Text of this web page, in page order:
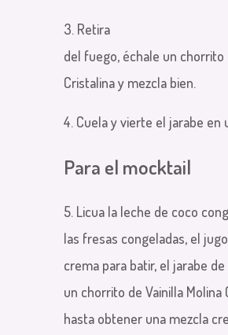
3. Retira
del fuego, échale un chorrito
Cristalina y mezcla bien.
4. Cuela y vierte el jarabe
Para el mocktail
5. Licua la leche de coco
las fresas congeladas, el
crema para batir, el jarabe
un chorrito de Vainilla Molina
hasta obtener una mezcla